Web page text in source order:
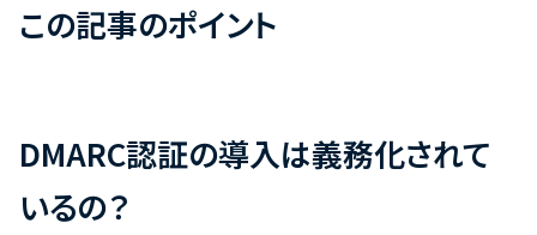
この記事のポイント
DMARC認証の導入は義務化されて
いるの？